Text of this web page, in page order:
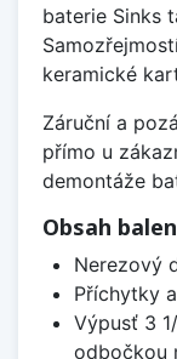
baterie Sinks
keramické
Záruční a
přímo u
demontáže
Obsah
Nerezový
Příchytky
Výpusť 3
odbočkou